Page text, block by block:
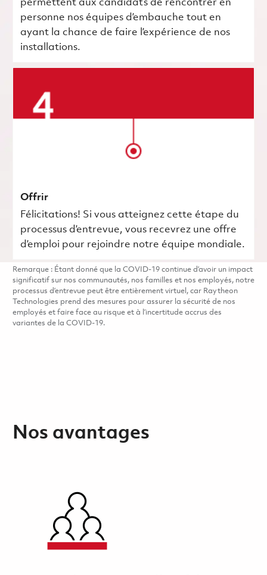
permettent aux candidats de rencontrer en
personne nos équipes d’embauche tout en
ayant la chance de faire l’expérience de nos
installations.
Offrir
Félicitations! Si vous atteignez cette étape du
processus d’entrevue, vous recevrez une offre
d’emploi pour rejoindre notre équipe mondiale.
Remarque : Étant donné que la COVID-19 continue d’avoir un impact
significatif sur nos communautés, nos familles et nos employés, notre
processus d’entrevue peut être entièrement virtuel, car Raytheon
Technologies prend des mesures pour assurer la sécurité de nos
employés et faire face au risque et à l’incertitude accrus des
variantes de la COVID-19.
Nos avantages